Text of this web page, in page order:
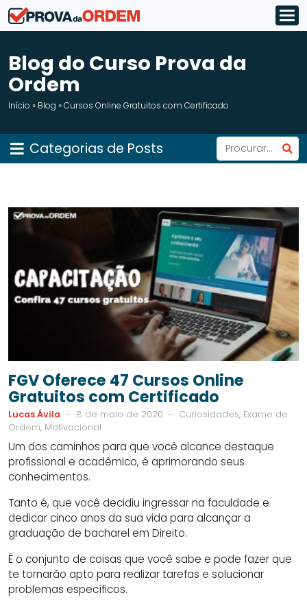
Blog do Curso Prova da
Ordem
Início » Blog »Cursos Online Gratuitos com Certificado
Categorias de Posts
FGV Oferece 47 Cursos Online
Gratuitos com Certificado
Lucas Ávila - 8 de maio de 2020 - Curiosidades, Exame de
Ordem, Motivacional
Um dos caminhos para que você alcance destaque
profissional e acadêmico, é aprimorando seus
conhecimentos.
Tanto é, que você decidiu ingressar na faculdade e
dedicar cinco anos da sua vida para alcançar a
graduação de bacharel em Direito.
É o conjunto de coisas que você sabe e pode fazer que
te tornarão apto para realizar tarefas e solucionar
problemas específicos.